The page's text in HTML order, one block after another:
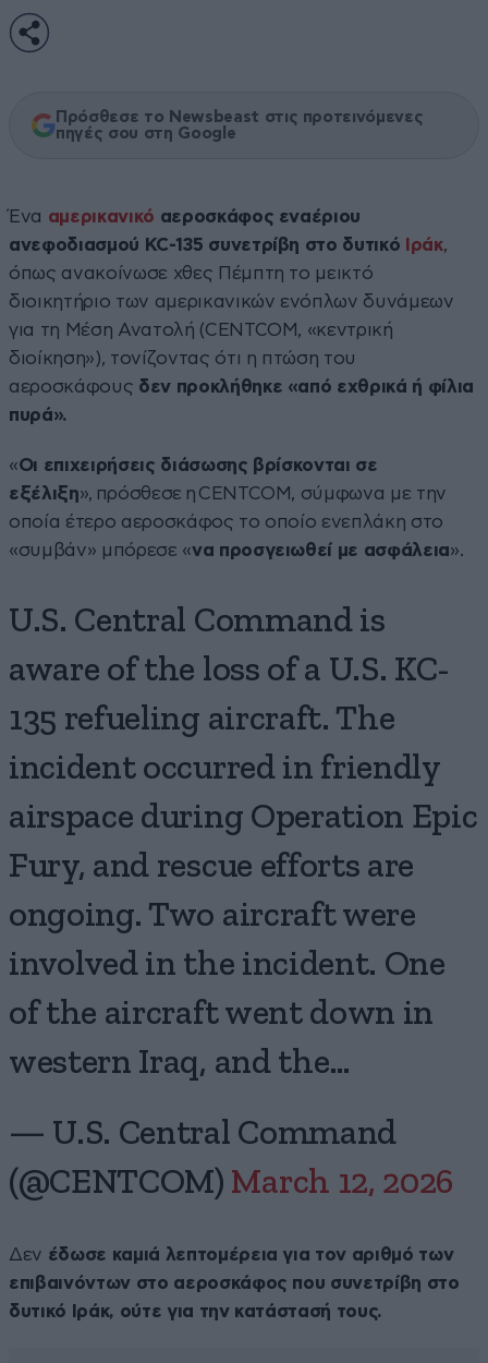
Πρόσθεσε το Newsbeast στις προτεινόμενες
πηγές σου στη Google
Ένα αμερικανικό αεροσκάφος εναέριου
ανεφοδιασμού KC-135 συνετρίβη στο δυτικό
Ιράκ,
όπως ανακοίνωσε χθες Πέμπτη το μεικτό
διοικητήριο των αμερικανικών ενόπλων δυνάμεων
για τη Μέση Ανατολή (CENTCOM, «κεντρική
διοίκηση»), τονίζοντας ότι η πτώση του
αεροσκάφους δεν προκλήθηκε «από εχθρικά ή φίλια
πυρά».
«Οι επιχειρήσεις διάσωσης βρίσκονται σε
εξέλιξη», πρόσθεσε η CENTCOM, σύμφωνα με την
οποία έτερο αεροσκάφος το οποίο ενεπλάκη στο
«συμβάν» μπόρεσε «να προσγειωθεί με ασφάλεια».
U.S. Central Command is
aware of the loss of a U.S. KC-
135 refueling aircraft. The
incident occurred in friendly
airspace during Operation Epic
Fury, and rescue efforts are
ongoing. Two aircraft were
involved in the incident. One
of the aircraft went down in
western Iraq, and the…
— U.S. Central Command
(@CENTCOM) March 12, 2026
Δεν έδωσε καμιά λεπτομέρεια για τον αριθμό των
επιβαινόντων στο αεροσκάφος που συνετρίβη στο
δυτικό Ιράκ, ούτε για την κατάστασή τους.